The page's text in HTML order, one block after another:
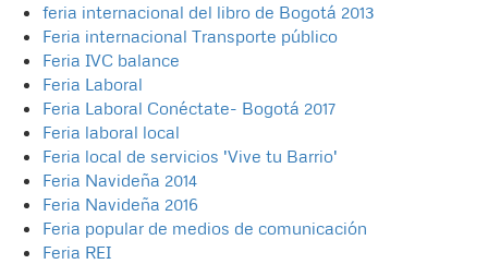
feria internacional del libro de Bogotá 2013
Feria internacional Transporte público
Feria IVC balance
Feria Laboral
Feria Laboral Conéctate- Bogotá 2017
Feria laboral local
Feria local de servicios 'Vive tu Barrio'
Feria Navideña 2014
Feria Navideña 2016
Feria popular de medios de comunicación
Feria REI